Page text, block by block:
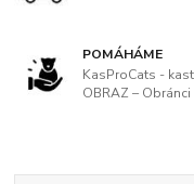
POMÁHÁME
KasProCats -
OBRAZ – Obránci